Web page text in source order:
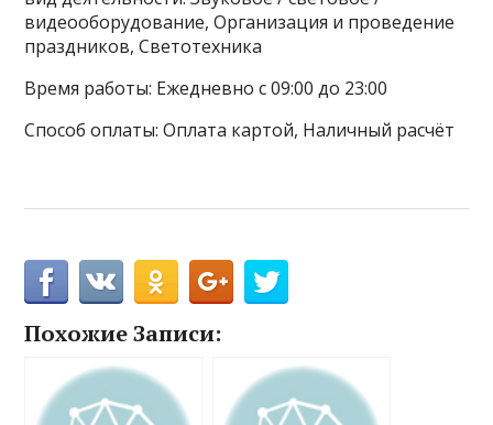
видеооборудование, Организация и проведение
праздников, Светотехника
Время работы: Ежедневно с 09:00 до 23:00
Способ оплаты: Оплата картой, Наличный расчёт
Похожие Записи: